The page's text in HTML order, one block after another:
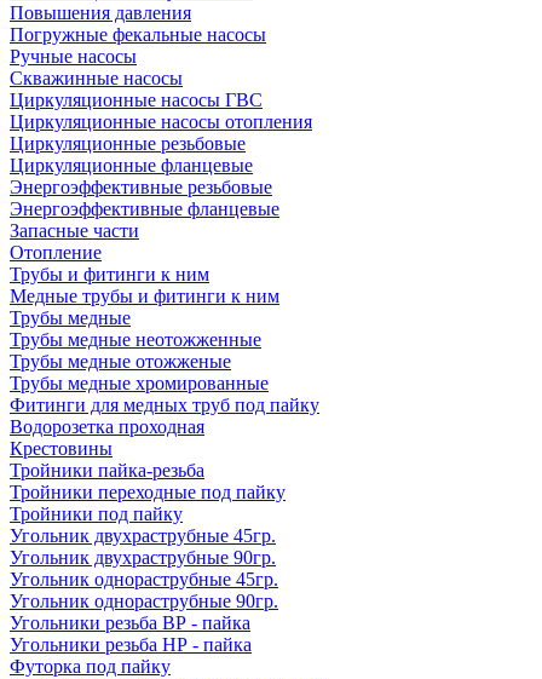
Повышения давления
Погружные фекальные насосы
Ручные насосы
Скважинные насосы
Циркуляционные насосы ГВС
Циркуляционные насосы отопления
Циркуляционные резьбовые
Циркуляционные фланцевые
Энергоэффективные резьбовые
Энергоэффективные фланцевые
Запасные части
Отопление
Трубы и фитинги к ним
Медные трубы и фитинги к ним
Трубы медные
Трубы медные неотожженные
Трубы медные отожженые
Трубы медные хромированные
Фитинги для медных труб под пайку
Водорозетка проходная
Крестовины
Тройники пайка-резьба
Тройники переходные под пайку
Тройники под пайку
Угольник двухраструбные 45гр.
Угольник двухраструбные 90гр.
Угольник однораструбные 45гр.
Угольник однораструбные 90гр.
Угольники резьба ВР - пайка
Угольники резьба НР - пайка
Футорка под пайку